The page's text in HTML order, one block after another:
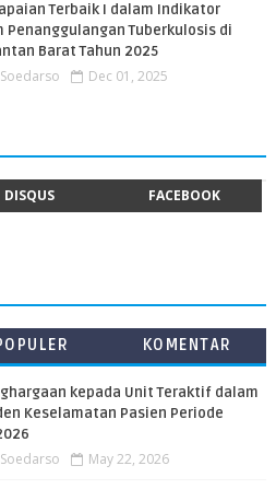
Terbaik I dalam Indikator
Penanggulangan Tuberkulosis di
Barat Tahun 2025
Dec 01, 2025
DISQUS FACEBOOK
KOMENTAR
kepada Unit Teraktif dalam
Keselamatan Pasien Periode
May 22, 2026